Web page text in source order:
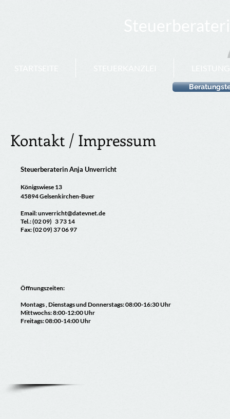
Steuerberaterin
STARTSEITE STEUERKANZLEI
Kontakt / Impressum
Steuerberaterin Anja Unverricht
Königswiese 13
45894 Gelsenkirchen-Buer
Email:unverricht@datevnet.de
Tel.: (02 09) 3 73 14
Fax: (02 09) 37 06 97
Öffnungszeiten:
Montags , Dienstags und Donnerstags: 08:00-16:30 Uhr
Mittwochs: 8:00-12:00 Uhr
Freitags: 08:00-14:00 Uhr